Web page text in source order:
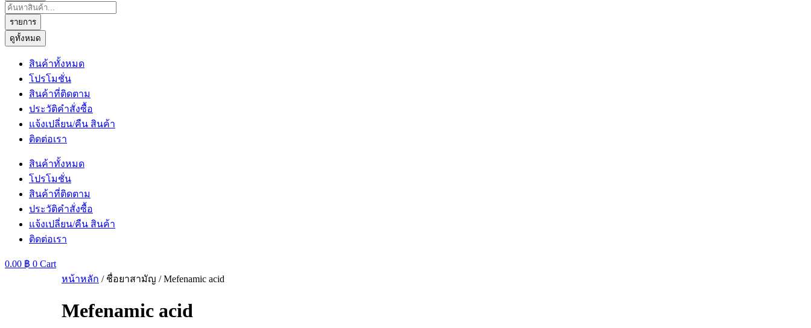
Search
...
รายการ
ดูทั้งหมด
สินค้าทั้งหมด
โปรโมชั่น
สินค้าที่ติดตาม
ประวัติคำสั่งซื้อ
แจ้งเปลี่ยน/คืน สินค้า
ติดต่อเรา
สินค้าทั้งหมด
โปรโมชั่น
สินค้าที่ติดตาม
ประวัติคำสั่งซื้อ
แจ้งเปลี่ยน/คืน สินค้า
ติดต่อเรา
0.00 ฿ 0 Cart
หน้าหลัก / ชื่อยาสามัญ / Mefenamic acid
Mefenamic acid